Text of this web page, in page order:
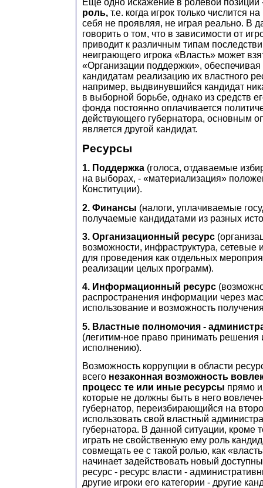
роль, т.е. когда игрок только числится
себя не проявляя, не играя реально. В
говорить о том, что в зависимости от
приводит к различным типам
неиграющего игрока «Власть» может
«Организации поддержки»,
кандидатам реализацию их властного
например, выдвинувшийся кандидат
в выборной борьбе, однако из средств
фонда постоянно оплачивается
действующего губернатора, основным
является другой кандидат.
Ресурсы
1. Поддержка (голоса, отдаваемые
на выборах, - «материализация»
Конституции).
2. Финансы (налоги, уплачиваемые
получаемые кандидатами из разных
3. Организационный ресурс
возможности, инфраструктура, сетевые
для проведения как отдельных
реализации целых программ).
4. Информационный ресурс
распространения информации через
использование и возможность
5. Властные полномочия -
(легитим-ное право принимать решения
исполнению).
Возможность коррупции в области
всего незаконная возможность
процесс те или иные ресурсы прямо
которые не должны быть в него
губернатор, переизбирающийся на
использовать свой властный
губернатора. В данной ситуации, кроме
играть не свойственную ему роль
совмещать ее с такой ролью, как
начинает задействовать новый
ресурс - ресурс власти -
другие игроки его категории - другие